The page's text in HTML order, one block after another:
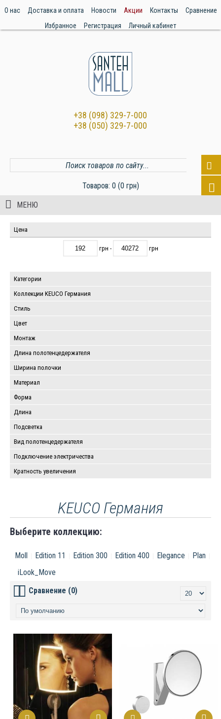
О нас Доставка и оплата Новости Акции Контакты
Сравнение
Избранное
Регистрация Личный кабинет
+38 (098) 329-7-000
+38 (050) 329-7-000
Товаров: 0 (0 грн)
МЕНЮ
Цена
грн - грн
Категории
Коллекции KEUCO Германия
Стиль
Цвет
Монтаж
Длина полотенцедержателя
Ширина полочки
Материал
Форма
Длина
Подсветка
Вид полотенцедержателя
Подключение электричества
Кратность увеличения
KEUCO Германия
Выберите коллекцию:
Moll Edition 11 Edition 300 Edition 400 Elegance
Plan
iLook_Move
Сравнение (0)